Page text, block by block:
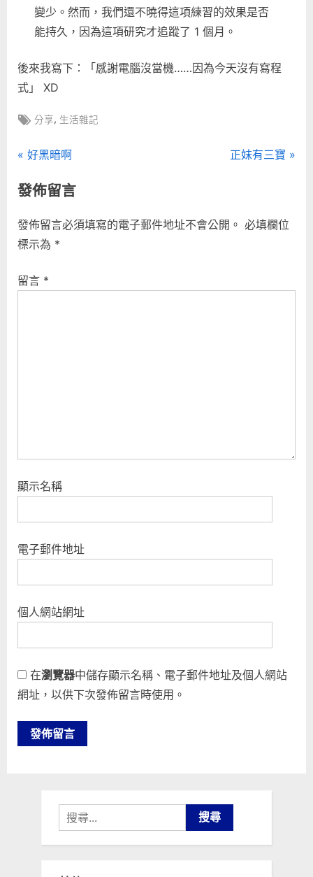
變少。然而，我們還不曉得這項練習的效果是否
能持久，因為這項研究才追蹤了 1 個月。
後來我寫下：「感謝電腦沒當機……因為今天沒有寫程
式」 XD
Tags:
分享, 生活雜記
文
章
導
覽
P
e
i
o
s
好黑暗啊
N
t
正妹有三寶
發佈留言
發佈留言必須填寫的電子郵件地址不會公開。 必填欄位
標示為 *
留言 *
顯示名稱
電子郵件地址
個人網站網址
在瀏覽器中儲存顯示名稱、電子郵件地址及個人網站
網址，以供下次發佈留言時使用。
搜
尋
關